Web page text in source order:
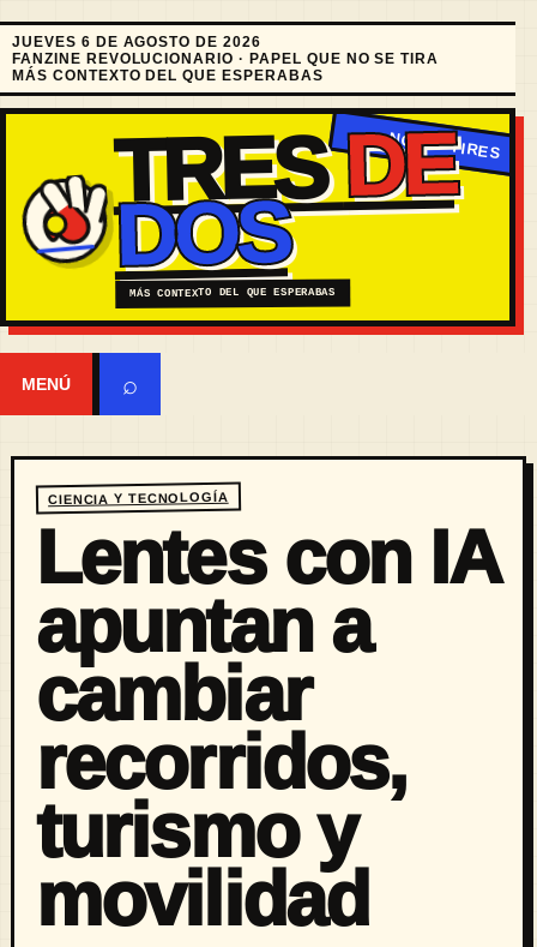
JUEVES 6 DE AGOSTO DE 2026
FANZINE REVOLUCIONARIO · PAPEL QUE NO SE TIRA
MÁS CONTEXTO DEL QUE ESPERABAS
TRESDE
DOS
MÁS CONTEXTO DEL QUE ESPERABAS
MENÚ ⌕
CIENCIA Y TECNOLOGÍA
Lentes con IA
apuntan a
cambiar
recorridos,
turismo y
movilidad